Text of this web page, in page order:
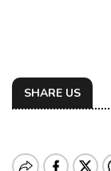
SHARE US